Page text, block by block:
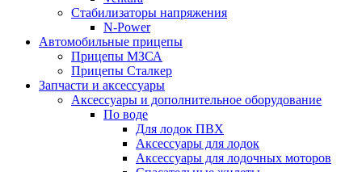
Стабилизаторы напряжения
N-Power
Автомобильные прицепы
Прицепы МЗСА
Прицепы Сталкер
Запчасти и аксессуары
Аксессуары и дополнительное оборудование
По воде
Для лодок ПВХ
Аксессуары для лодок
Аксессуары для лодочных моторов